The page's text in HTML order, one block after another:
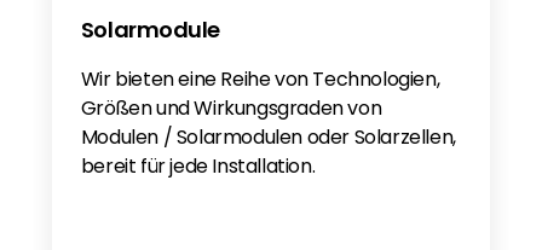
Anker Solix x1 3ph PL
Anker Solix X1 3PH PL
Anker Solix 3ph 2025 EN
Solarmodule
Wir bieten eine Reihe von Technologien,
Größen und Wirkungsgraden von
Modulen / Solarmodulen oder Solarzellen,
bereit für jede Installation.